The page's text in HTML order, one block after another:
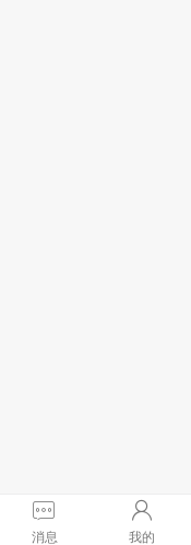
消息 我的